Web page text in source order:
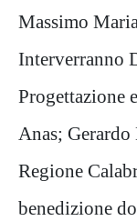
Massimo
Interverranno
Progettazione
Anas;
Regione
benedizione